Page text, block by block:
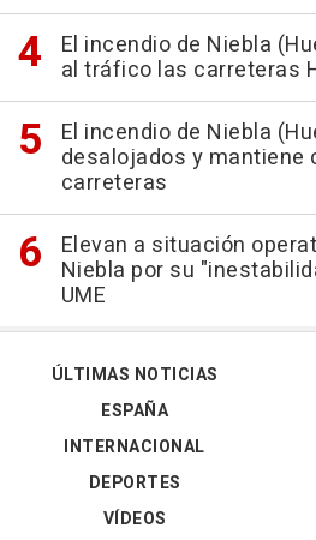
El incendio de Niebla
al tráfico las carreteras
El incendio de Niebla
desalojados y mantiene
carreteras
Elevan a situación
Niebla por su
UME
ÚLTIMAS NOTICIAS
ESPAÑA
INTERNACIONAL
DEPORTES
VÍDEOS